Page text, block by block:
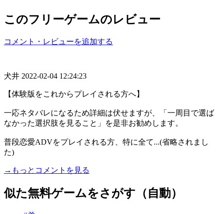
このフリーゲームのレビュー
コメント・レビューを追加する
犬井 2022-02-04 12:24:23
【体験版をこれからプレイされる方へ】
一応ネタバレになるため詳細は伏せますが、「一周目で選ば
なかった選択肢を見ること」を是非お勧めします。
普段恋愛ADVをプレイされる方、特に全て...(省略されまし
た)
→もっとコメントを見る
似た無料ゲームをさがす（自動）